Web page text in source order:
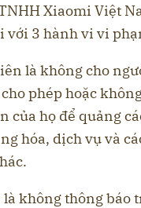
Xiaomi Việt
với 3 hành vi vi
là không cho
phép hoặc
của họ để quảng
hóa, dịch vụ và
không thông báo